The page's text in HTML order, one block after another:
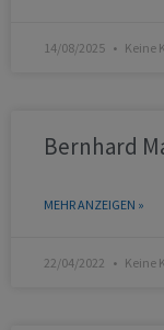
14/08/2025 Keine
Bernhard
MEHR ANZEIGEN »
22/04/2022 Keine